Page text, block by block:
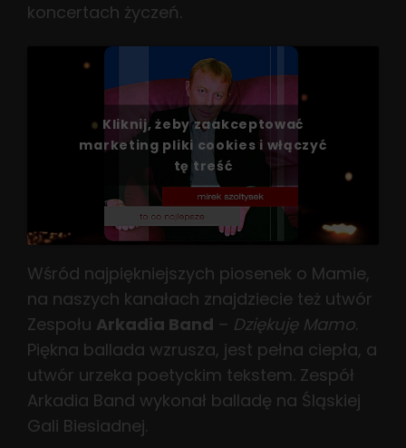
koncertach życzeń.
Kliknij, żeby zaakceptować
marketing pliki cookies i włączyć
tę treść
Wśród najpiękniejszych piosenek o Mamie,
na naszych kanałach znajdziecie też utwór
Zespołu Arkadia Band – Dziękuję Mamo.
Piękna ballada wzrusza, jest pełna ciepła, a
utwór urzeka poetyckim tekstem. Zespół
Arkadia Band wykonał balladę na Śląskiej
Gali Biesiadnej.